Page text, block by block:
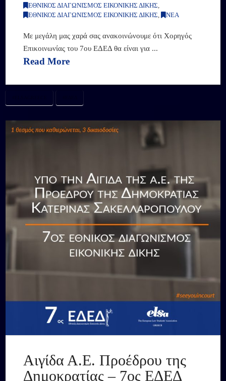
ΕΘΝΙΚΟΣ ΔΙΑΓΩΝΙΣΜΟΣ ΕΙΚΟΝΙΚΗΣ ΔΙΚΗΣ
ΕΘΝΙΚΟΣ ΔΙΑΓΩΝΙΣΜΟΣ ΕΙΚΟΝΙΚΗΣ ΔΙΚΗΣ
ΝΕΑ
Με μεγάλη μας χαρά σας ανακοινώνουμε ότι Χορηγός
Επικοινωνίας του 7ου ΕΔΕΔ θα είναι για ...
Read More
Αιγίδα Α.Ε. Προέδρου της
Δημοκρατίας – 7ος ΕΔΕΔ